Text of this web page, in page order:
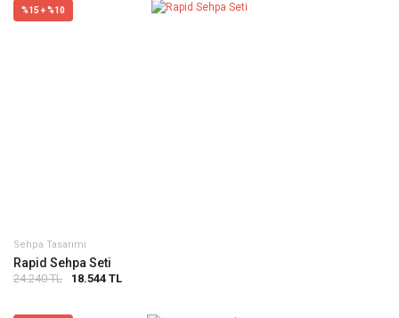
%15 + %10
Sehpa Tasarımı
Rapid Sehpa Seti
24.240 TL 18.544 TL